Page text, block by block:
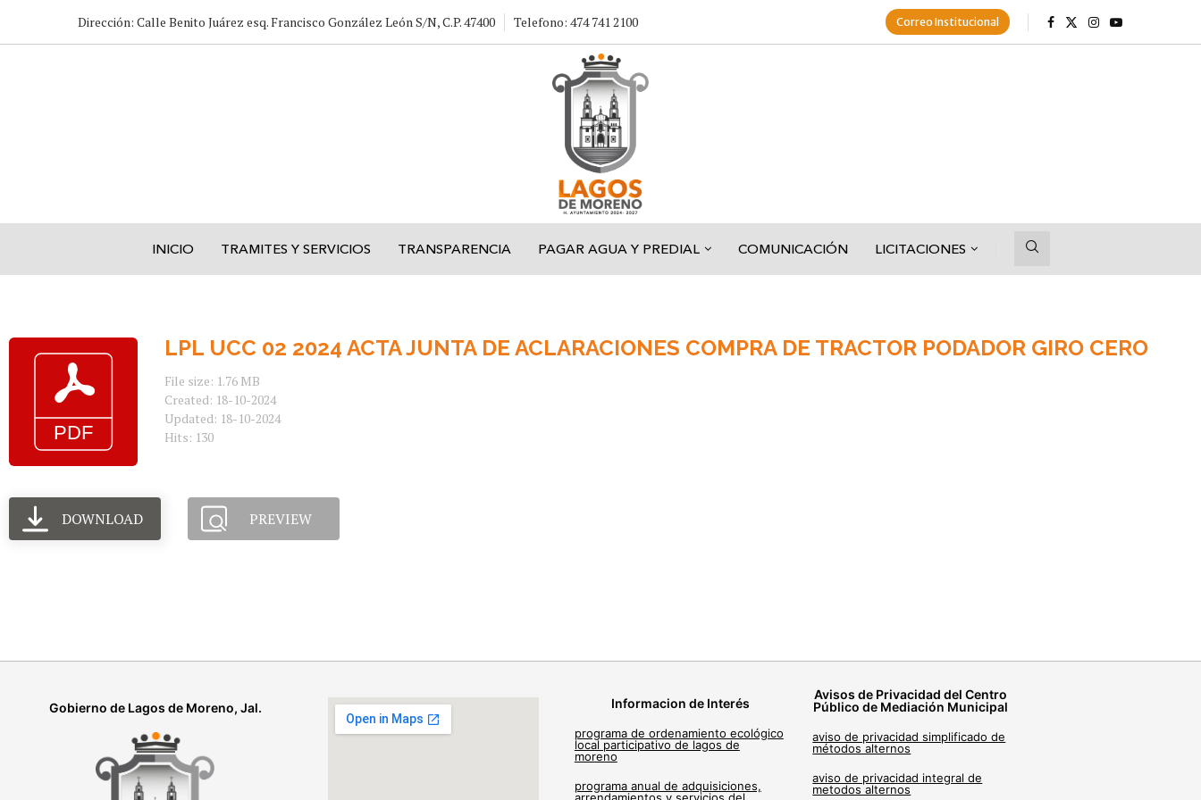
Dirección: Calle Benito Juárez esq. Francisco González León S/N, C.P. 47400 Telefono: 474 741 2100 Correo Institucional
INICIO TRAMITES Y SERVICIOS TRANSPARENCIA PAGAR AGUA Y PREDIAL COMUNICACIÓN LICITACIONES
LPL UCC 02 2024 ACTA JUNTA DE ACLARACIONES COMPRA DE TRACTOR PODADOR GIRO CERO
File size: 1.76 MB
Created: 18-10-2024
Updated: 18-10-2024
Hits: 130
DOWNLOAD PREVIEW
Gobierno de Lagos de Moreno, Jal. Informacion de Interés
programa de ordenamiento ecológico
local participativo de lagos de
moreno
programa anual de adquisiciones,
Avisos de Privacidad del Centro
Público de Mediación Municipal
aviso de privacidad simplificado de
métodos alternos
aviso de privacidad integral de
metodos alternos